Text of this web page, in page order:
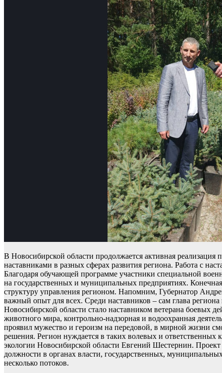
В Новосибирской области продолжается активная
наставниками в разных сферах развития региона. Работа с
Благодаря обучающей программе участники специальной
на государственных и муниципальных предприятиях.
структуру управления регионом. Напомним, Губернатор
важный опыт для всех. Среди наставников – сам глава
Новосибирской области стало наставником ветерана боевых
животного мира, контрольно-надзорная и водоохранная
проявил мужество и героизм на передовой, в мирной жизни
решения. Регион нуждается в таких волевых и
экологии Новосибирской области Евгений Шестернин.
должности в органах власти, государственных,
несколько потоков.